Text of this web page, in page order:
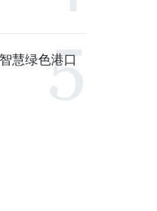
慧绿色港口